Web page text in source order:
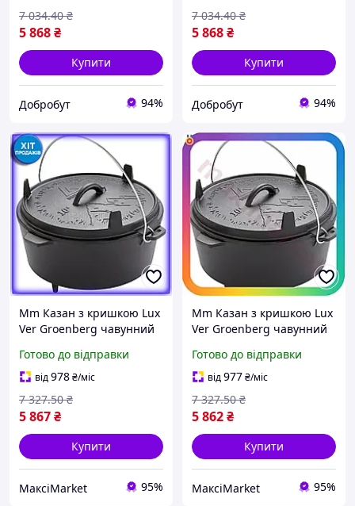
5 868₴
7 034.40 ₴
Купити
Добробут 94%
5 868₴
7 034.40 ₴
Купити
Добробут 94%
Mm Казан з кришкою Lux
Ver Groenberg чавунний
вогні кемпінговий посуд
для пригот Maxi7\Q
Готово до відправки
від978₴/міс
5 867₴
7 327.50 ₴
Купити
МаксіMarket 95%
Mm Казан з кришкою Lux
Ver Groenberg чавунний
на вогні кемпінговий
посуд для Maxi7\Q
Готово до відправки
від977₴/міс
5 862₴
7 327.50 ₴
Купити
МаксіMarket 95%